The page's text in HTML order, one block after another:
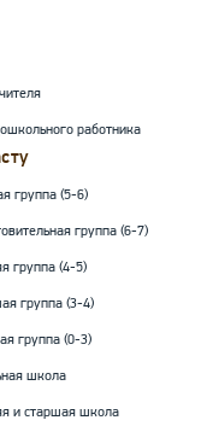
работника
группа (5-6)
группа (6-7)
группа (4-5)
группа (3-4)
группа (0-3)
школа
и старшая школа